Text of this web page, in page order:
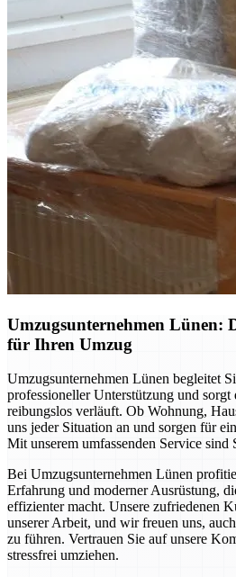
Umzugsunternehmen Lünen:
für Ihren Umzug
Umzugsunternehmen Lünen begleitet
professioneller Unterstützung und
reibungslos verläuft. Ob Wohnung,
uns jeder Situation an und sorgen für
Mit unserem umfassenden Service sind
Bei Umzugsunternehmen Lünen
Erfahrung und moderner Ausrüstung,
effizienter macht. Unsere zufriedenen
unserer Arbeit, und wir freuen uns,
zu führen. Vertrauen Sie auf unsere
stressfrei umziehen.